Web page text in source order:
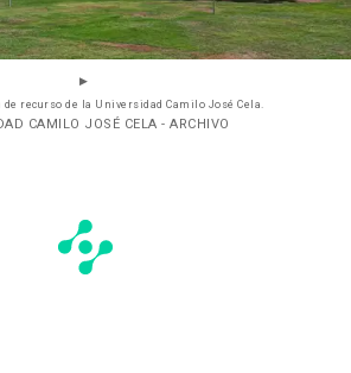
recurso de la Universidad Camilo José Cela.
CAMILO JOSÉ CELA - ARCHIVO